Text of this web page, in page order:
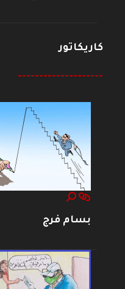
كاريكاتور
--------------------
بسام فرج